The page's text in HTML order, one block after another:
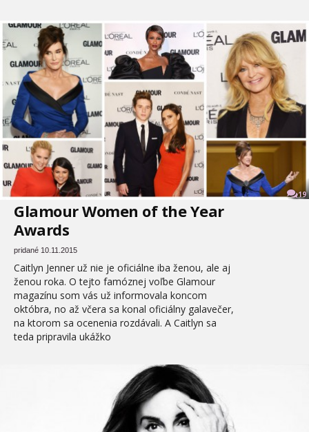
19
Glamour Women of the Year
Awards
pridané 10.11.2015
Caitlyn Jenner už nie je oficiálne iba ženou, ale aj
ženou roka. O tejto famóznej voľbe Glamour
magazínu som vás už informovala koncom
októbra, no až včera sa konal oficiálny galavečer,
na ktorom sa ocenenia rozdávali. A Caitlyn sa
teda pripravila ukážko